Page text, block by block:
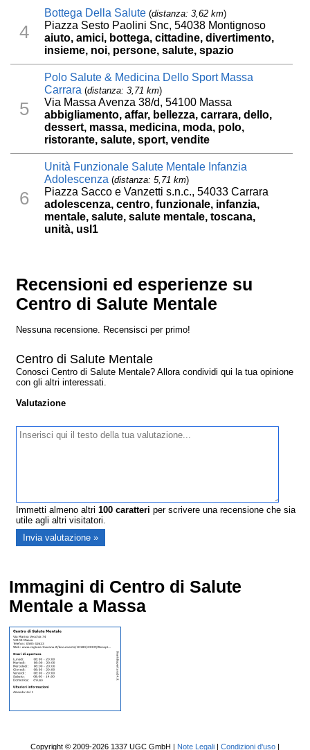
4
Bottega Della Salute (distanza: 3,62 km)
Piazza Sesto Paolini Snc, 54038 Montignoso
aiuto, amici, bottega, cittadine, divertimento,
insieme, noi, persone, salute, spazio
5
Polo Salute & Medicina Dello Sport Massa
Carrara (distanza: 3,71 km)
Via Massa Avenza 38/d, 54100 Massa
abbigliamento, affar, bellezza, carrara, dello,
dessert, massa, medicina, moda, polo,
ristorante, salute, sport, vendite
6
Unità Funzionale Salute Mentale Infanzia
Adolescenza (distanza: 5,71 km)
Piazza Sacco e Vanzetti s.n.c., 54033 Carrara
adolescenza, centro, funzionale, infanzia,
mentale, salute, salute mentale, toscana,
unità, usl1
Recensioni ed esperienze su
Centro di Salute Mentale
Nessuna recensione. Recensisci per primo!
Centro di Salute Mentale
Conosci Centro di Salute Mentale? Allora condividi qui la tua opinione
con gli altri interessati.
Valutazione
Immetti almeno altri100 caratteri per scrivere una recensione che sia
utile agli altri visitatori.
Immagini di Centro di Salute
Mentale a Massa
Copyright © 2009-2026 1337 UGC GmbH | Note Legali| Condizioni d'uso|